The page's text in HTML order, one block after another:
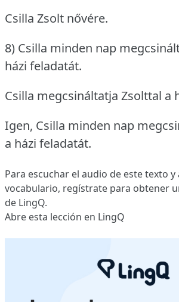
Csilla Zsolt nővére.
8) Csilla minden nap
házi feladatát.
Csilla megcsináltatja Zsolttal a
Igen, Csilla minden nap
a házi feladatát.
Para escuchar el audio de este texto
vocabulario, regístrate para obtener
de LingQ.
Abre esta lección en LingQ